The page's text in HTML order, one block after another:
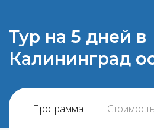
Тур на 5 дней в
Калининград
Программа Стоимость